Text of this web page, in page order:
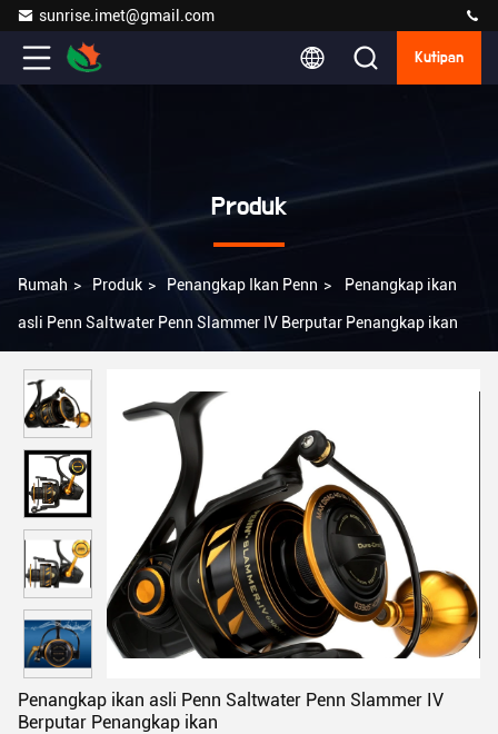
sunrise.imet@gmail.com
Kutipan
Produk
Rumah > Produk > Penangkap Ikan Penn > Penangkap ikan
asli Penn Saltwater Penn Slammer IV Berputar Penangkap ikan
Penangkap ikan asli Penn Saltwater Penn Slammer IV
Berputar Penangkap ikan